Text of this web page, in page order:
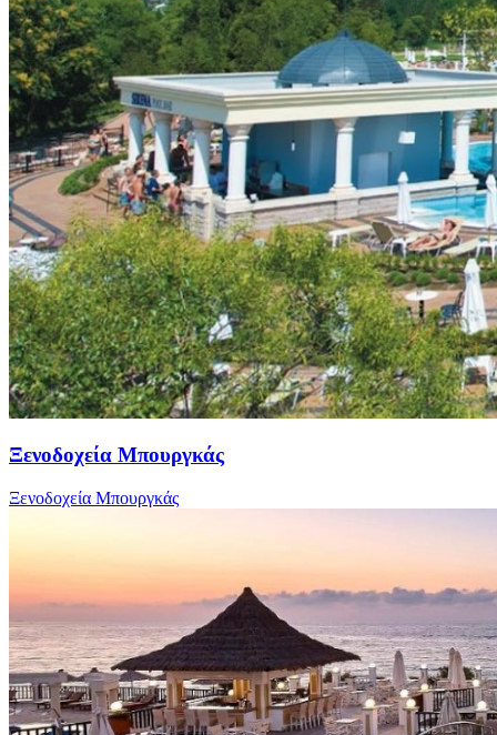
Ξενοδοχεία Μπουργκάς
Ξενοδοχεία Μπουργκάς